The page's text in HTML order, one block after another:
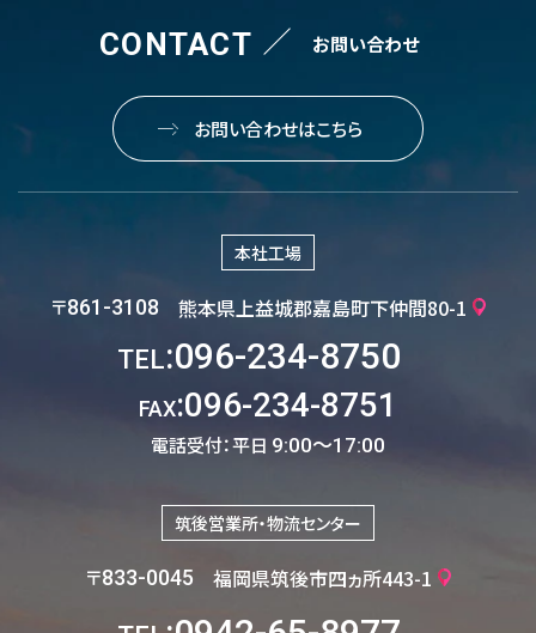
CONTACT お問い合わせ
お問い合わせはこちら
本社工場
〒861-3108 熊本県上益城郡嘉島町下仲間80-1
TEL:096-234-8750
FAX:096-234-8751
電話受付：平日 9:00〜17:00
筑後営業所・物流センター
〒833-0045 福岡県筑後市四ヵ所443-1